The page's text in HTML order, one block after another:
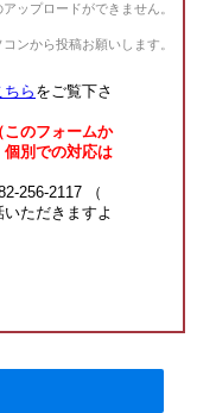
ップロードができません。
ンから投稿お願いします。
ちら をご覧下さ
このフォームか
個別での対応は
256-2117 （
ただきますよ